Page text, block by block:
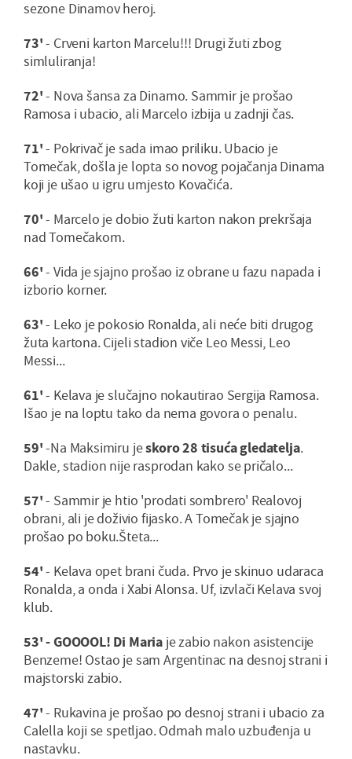
sezone Dinamov heroj.
73'- Crveni karton Marcelu!!! Drugi žuti zbog
simluliranja!
72'- Nova šansa za Dinamo. Sammir je prošao
Ramosa i ubacio, ali Marcelo izbija u zadnji čas.
71'- Pokrivač je sada imao priliku. Ubacio je
Tomečak, došla je lopta so novog pojačanja Dinama
koji je ušao u igru umjesto Kovačića.
70'- Marcelo je dobio žuti karton nakon prekršaja
nad Tomečakom.
66'- Vida je sjajno prošao iz obrane u fazu napada i
izborio korner.
63'- Leko je pokosio Ronalda, ali neće biti drugog
žuta kartona. Cijeli stadion viče Leo Messi, Leo
Messi...
61'- Kelava je slučajno nokautirao Sergija Ramosa.
Išao je na loptu tako da nema govora o penalu.
59'-Na Maksimiru jeskoro 28 tisuća gledatelja.
Dakle, stadion nije rasprodan kako se pričalo...
57'- Sammir je htio 'prodati sombrero' Realovoj
obrani, ali je doživio fijasko. A Tomečak je sjajno
prošao po boku.Šteta...
54'- Kelava opet brani čuda. Prvo je skinuo udaraca
Ronalda, a onda i Xabi Alonsa. Uf, izvlači Kelava svoj
klub.
53' - GOOOOL! Di Maria je zabio nakon asistencije
Benzeme! Ostao je sam Argentinac na desnoj strani i
majstorski zabio.
47'- Rukavina je prošao po desnoj strani i ubacio za
Calella koji se spetljao. Odmah malo uzbuđenja u
nastavku.